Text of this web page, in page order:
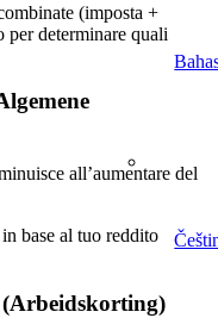
(imposta +
determinare quali
all’aumentare del
base al tuo reddito